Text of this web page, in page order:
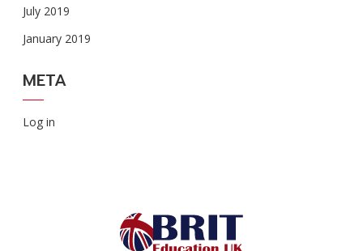
July 2019
January 2019
META
Log in